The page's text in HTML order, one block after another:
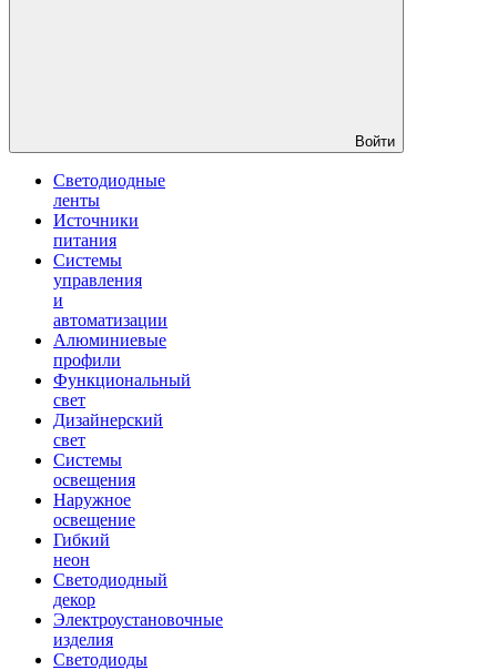
Войти
Светодиодные
ленты
Источники
питания
Системы
управления
и
автоматизации
Алюминиевые
профили
Функциональный
свет
Дизайнерский
свет
Системы
освещения
Наружное
освещение
Гибкий
неон
Светодиодный
декор
Электроустановочные
изделия
Светодиоды